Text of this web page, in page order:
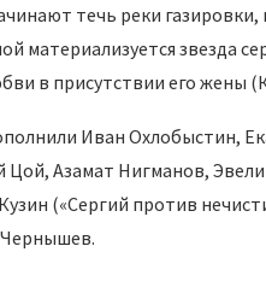
течь реки
материализуется звезда
в присутствии его жены
Иван Охлобыстин,
Азамат Нигманов,
(«Сергий против